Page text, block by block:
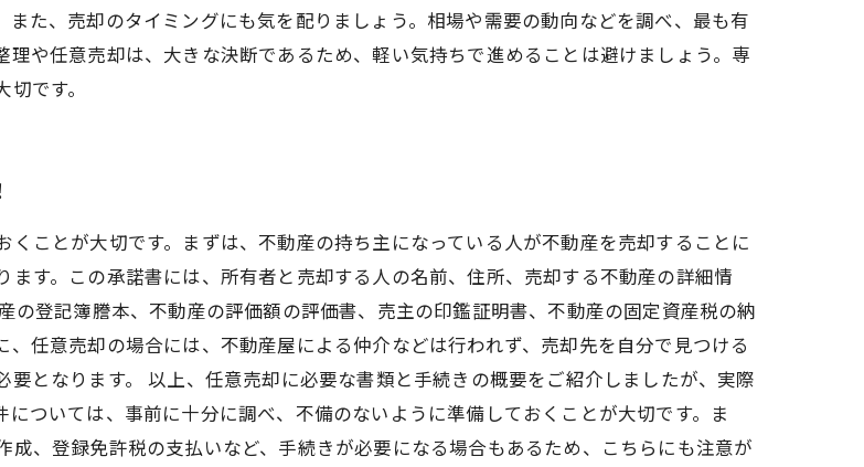
た、売却のタイミングにも気を配りましょう。相場や需要の動向などを調べ、最も有
や任意売却は、大きな決断であるため、軽い気持ちで進めることは避けましょう。専
です。
ことが大切です。まずは、不動産の持ち主になっている人が不動産を売却することに
す。この承諾書には、所有者と売却する人の名前、住所、売却する不動産の詳細情
登記簿謄本、不動産の評価額の評価書、売主の印鑑証明書、不動産の固定資産税の納
任意売却の場合には、不動産屋による仲介などは行われず、売却先を自分で見つける
となります。 以上、任意売却に必要な書類と手続きの概要をご紹介しましたが、実際
ついては、事前に十分に調べ、不備のないように準備しておくことが大切です。ま
、登録免許税の支払いなど、手続きが必要になる場合もあるため、こちらにも注意が